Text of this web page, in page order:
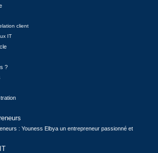
client
IT
?
: Youness Elbya un entrepreneur passionné et